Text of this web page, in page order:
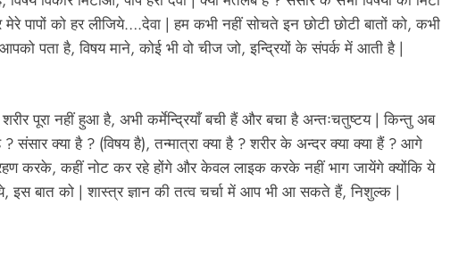
पापों को हर लीजिये….देवा | हम कभी नहीं सोचते इन छोटी छोटी बातों को, कभी
पता है, विषय माने, कोई भी वो चीज जो, इन्द्रियों के संपर्क में आती है |
पूरा नहीं हुआ है, अभी कर्मेन्द्रियाँ बची हैं और बचा है अन्तःचतुष्टय | किन्तु अब
क्या है ? (विषय है), तन्मात्रा क्या है ? शरीर के अन्दर क्या क्या हैं ? आगे
करके, कहीं नोट कर रहे होंगे और केवल लाइक करके नहीं भाग जायेंगे क्योंकि ये
इस बात को | शास्त्र ज्ञान की तत्व चर्चा में आप भी आ सकते हैं, निशुल्क |